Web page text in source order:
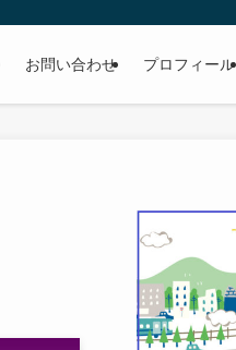
お問い合わせ プロフィール